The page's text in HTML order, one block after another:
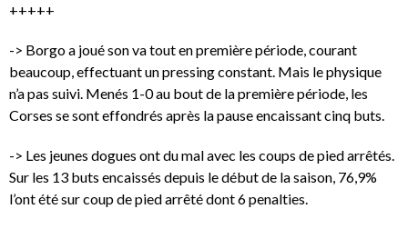
+++++
-> Borgo a joué son va tout en première période, courant
beaucoup, effectuant un pressing constant. Mais le physique
n’a pas suivi. Menés 1-0 au bout de la première période, les
Corses se sont effondrés après la pause encaissant cinq buts.
-> Les jeunes dogues ont du mal avec les coups de pied arrêtés.
Sur les 13 buts encaissés depuis le début de la saison, 76,9%
l’ont été sur coup de pied arrêté dont 6 penalties.